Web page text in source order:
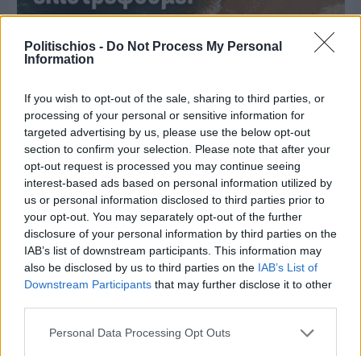
Politischios - Do Not Process My Personal
Information
If you wish to opt-out of the sale, sharing to third parties, or
processing of your personal or sensitive information for
targeted advertising by us, please use the below opt-out
section to confirm your selection. Please note that after your
opt-out request is processed you may continue seeing
interest-based ads based on personal information utilized by
us or personal information disclosed to third parties prior to
your opt-out. You may separately opt-out of the further
disclosure of your personal information by third parties on the
IAB’s list of downstream participants. This information may
also be disclosed by us to third parties on the IAB’s List of
Downstream Participants that may further disclose it to other
Personal Data Processing Opt Outs
Πριν 6 ημέρες
Μία μικρή αλλά αναγκαία ανάπαυλα για την
ομάδα του «Πολίτη»